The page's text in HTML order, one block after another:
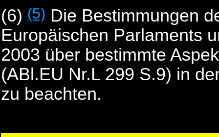
(6) (5) Die Bestimmungen
Europäischen Parlaments
2003 über bestimmte
(ABl.EU Nr.L 299 S.9) in
zu beachten.